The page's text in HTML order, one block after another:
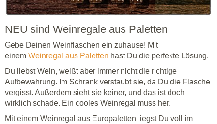
NEU sind Weinregale aus Paletten
Gebe Deinen Weinflaschen ein zuhause! Mit
einem Weinregal aus Paletten hast Du die perfekte Lösung.
Du liebst Wein, weißt aber immer nicht die richtige
Aufbewahrung. Im Schrank verstaubt sie, da Du die Flasche
vergisst. Außerdem sieht sie keiner, und das ist doch
wirklich schade. Ein cooles Weinregal muss her.
Mit einem Weinregal aus Europaletten liegst Du voll im